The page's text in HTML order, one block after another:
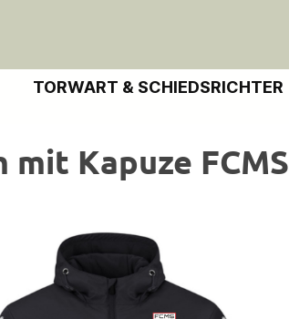
TORWART & SCHIEDSRICHTER
mit Kapuze FCMS